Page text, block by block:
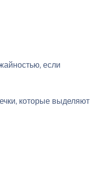
если
которые выделяют